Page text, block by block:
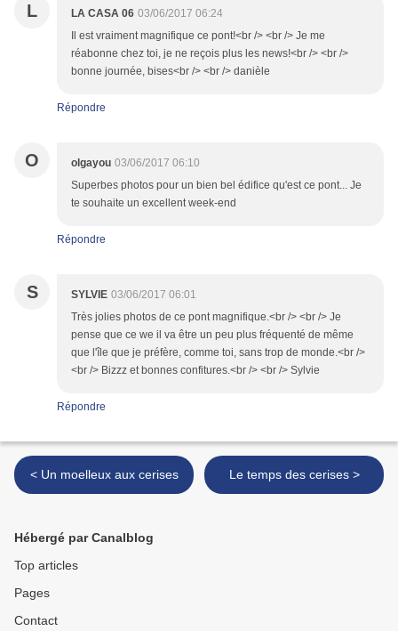
L LA CASA 06 03/06/2017 06:24
Il est vraiment magnifique ce pont!<br /> <br /> Je me
réabonne chez toi, je ne reçois plus les news!<br /> <br />
bonne journée, bises<br /> <br /> danièle
Répondre
O olgayou 03/06/2017 06:10
Superbes photos pour un bien bel édifice qu'est ce pont... Je
te souhaite un excellent week-end
Répondre
S SYLVIE 03/06/2017 06:01
Très jolies photos de ce pont magnifique.<br /> <br /> Je
pense que ce we il va être un peu plus fréquenté de même
que l'île que je préfère, comme toi, sans trop de monde.<br />
<br /> Bizzz et bonnes confitures.<br /> <br /> Sylvie
Répondre
< Un moelleux aux cerises Le temps des cerises >
Hébergé par Canalblog
Top articles
Pages
Contact